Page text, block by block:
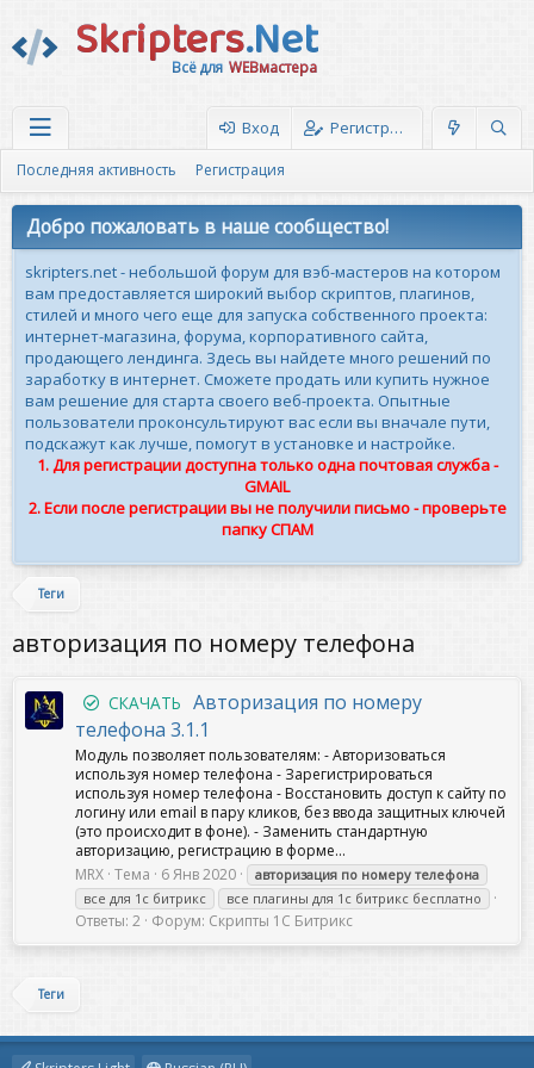
Skripters.Net
Всё для WEBмастера
Вход Регистрация
Последняя активность Регистрация
Добро пожаловать в наше сообщество!
skripters.net - небольшой форум для вэб-мастеров на котором
вам предоставляется широкий выбор скриптов, плагинов,
стилей и много чего еще для запуска собственного проекта:
интернет-магазина, форума, корпоративного сайта,
продающего лендинга. Здесь вы найдете много решений по
заработку в интернет. Сможете продать или купить нужное
вам решение для старта своего веб-проекта. Опытные
пользователи проконсультируют вас если вы вначале пути,
подскажут как лучше, помогут в установке и настройке.
1. Для регистрации доступна только одна почтовая служба -
GMAIL
2. Если после регистрации вы не получили письмо - проверьте
папку СПАМ
Теги
авторизация по номеру телефона
СКАЧАТЬ Авторизация по номеру
телефона 3.1.1
Модуль позволяет пользователям: - Авторизоваться
используя номер телефона - Зарегистрироваться
используя номер телефона - Восстановить доступ к сайту по
логину или email в пару кликов, без ввода защитных ключей
(это происходит в фоне). - Заменить стандартную
авторизацию, регистрацию в форме...
MRX Тема 6 Янв 2020 авторизация по номеру телефона
все для 1с битрикс
все плагины для 1с битрикс бесплатно
Ответы: 2 Форум: Скрипты 1C Битрикс
Теги